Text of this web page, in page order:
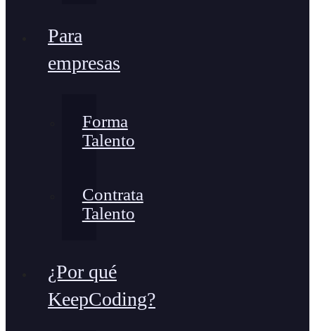
Para
empresas
Forma
Talento
Contrata
Talento
¿Por qué
KeepCoding?